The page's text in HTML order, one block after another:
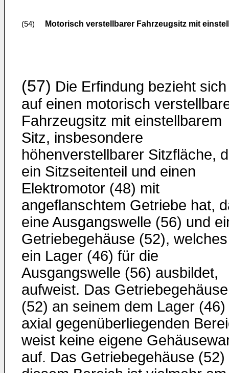
(54) Motorisch verstellbarer Fahrzeugsitz mit
(57) Die Erfindung bezieht sich
auf einen motorisch
Fahrzeugsitz mit einstellbarem
Sitz, insbesondere
höhenverstellbarer Sitzfläche,
ein Sitzseitenteil und einen
Elektromotor (48) mit
angeflanschtem Getriebe hat,
eine Ausgangswelle (56) und
Getriebegehäuse (52), welches
ein Lager (46) für die
Ausgangswelle (56) ausbildet,
aufweist. Das Getriebegehäuse
(52) an seinem dem Lager (46)
axial gegenüberliegenden
weist keine eigene
auf. Das Getriebegehäuse (52)